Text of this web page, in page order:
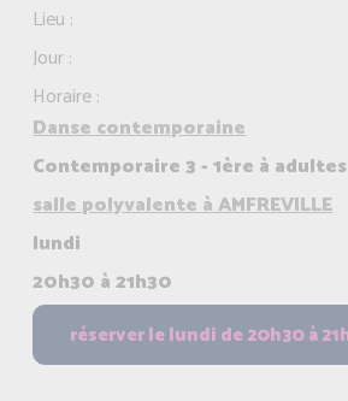
Lieu :
Jour :
Horaire :
Danse contemporaine
Contemporaire 3 - 1ère à adultes
salle polyvalente à AMFREVILLE
lundi
20h30 à 21h30